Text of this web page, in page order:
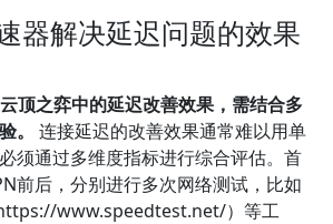
器解决延迟问题的效果
顶之弈中的延迟改善效果，需结合多
。
连接延迟的改善效果通常难以用单
须通过多维度指标进行综合评估。首
前后，分别进行多次网络测试，比如
www.speedtest.net/）等工